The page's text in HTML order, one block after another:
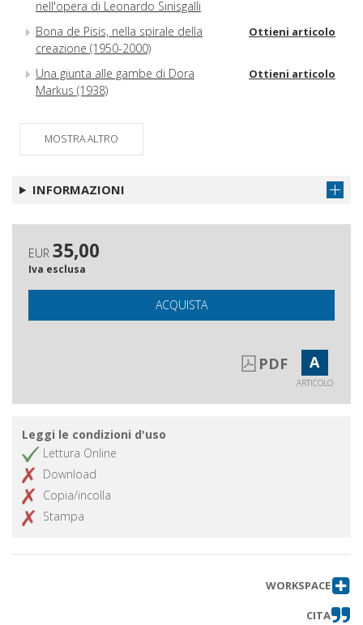
nell'opera di Leonardo Sinisgalli
Bona de Pisis, nella spirale della
creazione (1950-2000)
Ottieni articolo
Una giunta alle gambe di Dora
Markus (1938)
Ottieni articolo
MOSTRA ALTRO
INFORMAZIONI
EUR 35,00
Iva esclusa
ACQUISTA
PDF A
ARTICOLO
Leggi le condizioni d'uso
Lettura Online
Download
Copia/incolla
Stampa
WORKSPACE
CITA